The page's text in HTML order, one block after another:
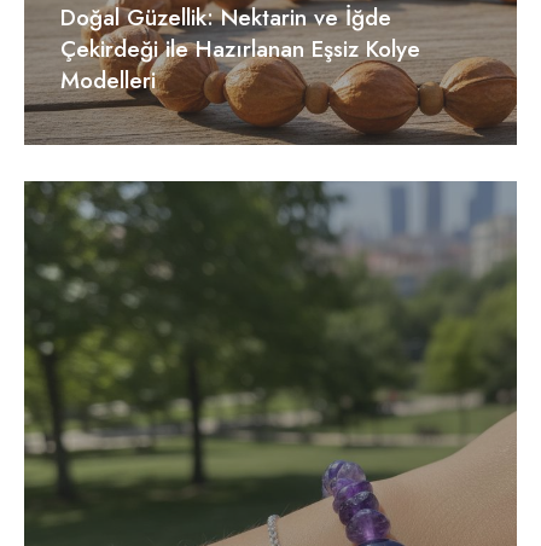
Doğal Güzellik: Nektarin ve İğde
Çekirdeği ile Hazırlanan Eşsiz Kolye
Modelleri